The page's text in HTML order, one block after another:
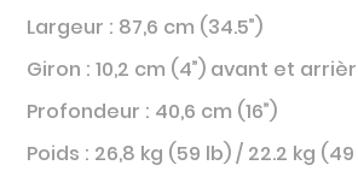
Largeur : 87,6 cm (34.5”)
Giron : 10,2 cm (4”) avant et
Profondeur : 40,6 cm (16”)
Poids : 26,8 kg (59 lb) / 22.2 kg